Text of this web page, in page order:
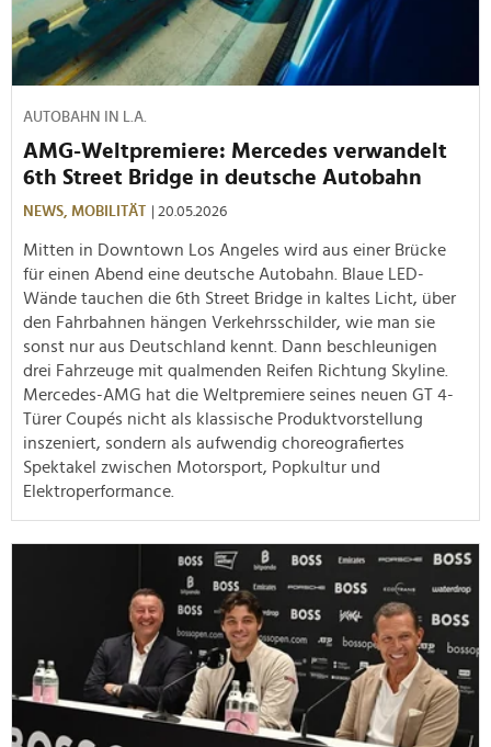
AUTOBAHN IN L.A.
AMG-Weltpremiere: Mercedes verwandelt
6th Street Bridge in deutsche Autobahn
NEWS, MOBILITÄT | 20.05.2026
Mitten in Downtown Los Angeles wird aus einer Brücke
für einen Abend eine deutsche Autobahn. Blaue LED-
Wände tauchen die 6th Street Bridge in kaltes Licht, über
den Fahrbahnen hängen Verkehrsschilder, wie man sie
sonst nur aus Deutschland kennt. Dann beschleunigen
drei Fahrzeuge mit qualmenden Reifen Richtung Skyline.
Mercedes-AMG hat die Weltpremiere seines neuen GT 4-
Türer Coupés nicht als klassische Produktvorstellung
inszeniert, sondern als aufwendig choreografiertes
Spektakel zwischen Motorsport, Popkultur und
Elektroperformance.